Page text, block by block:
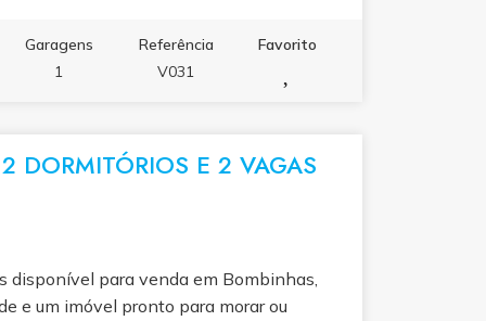
e 1 vaga de garagem privativa.
este apartamento oferece ambientes
para agendar uma visita ou saber mais
Garagens
1
Referência
V031
Favorito
DORMITÓRIOS E 2 VAGAS
disponível para venda em Bombinhas,
e um imóvel pronto para morar ou